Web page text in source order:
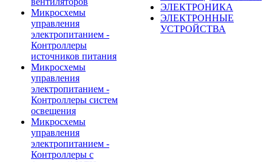
Микросхемы
управления
электропитанием -
Контроллеры
источников питания
Микросхемы
управления
электропитанием -
Контроллеры систем
освещения
Микросхемы
управления
электропитанием -
Контроллеры с
ЭЛЕКТРОНИКА
ЭЛЕКТРОННЫЕ
УСТРОЙСТВА